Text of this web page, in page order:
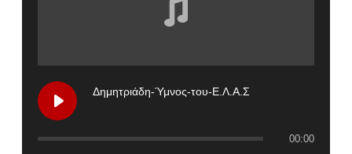
Δημητριάδη-Ύμνος-του-Ε.Λ.Α.Σ
00:00